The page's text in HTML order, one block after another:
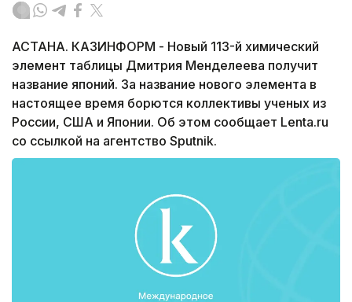
АСТАНА. КАЗИНФОРМ - Новый 113-й химический
элемент таблицы Дмитрия Менделеева получит
название японий. За название нового элемента в
настоящее время борются коллективы ученых из
России, США и Японии. Об этом сообщает Lenta.ru
со ссылкой на агентство Sputnik.